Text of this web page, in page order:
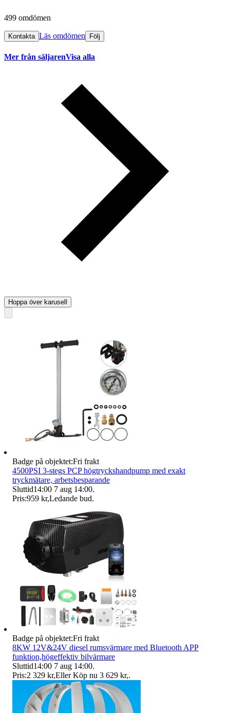
499 omdömen
Kontakta Läs omdömen Följ
Mer från säljarenVisa alla
Hoppa över karusell
Badge på objektet:Fri frakt
4500PSI 3-stegs PCP högtryckshandpump med exakt
tryckmätare, arbetsbesparande
Sluttid14:00 7 aug 14:00.
Pris:959 kr,Ledande bud.
Badge på objektet:Fri frakt
8KW 12V&24V diesel rumsvärmare med Bluetooth APP
funktion,högeffektiv bilvärmare
Sluttid14:00 7 aug 14:00.
Pris:2 329 kr,Eller Köp nu 3 629 kr,.